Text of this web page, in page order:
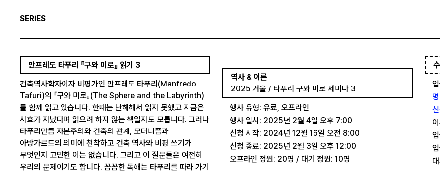
SERIES
만프레도 타푸리 『구와 미로』 읽기 3
건축역사학자이자 비평가인 만프레도 타푸리(Manfredo
Tafuri)의 『구와 미로』(The Sphere and the Labyrinth)
를 함께 읽고 있습니다. 한때는 난해해서 읽지 못했고 지금은
시효가 지났다며 읽으려 하지 않는 책일지도 모릅니다. 그러나
타푸리만큼 자본주의와 건축의 관계, 모더니즘과
아방가르드의 의미에 천착하고 건축 역사와 비평 쓰기가
무엇인지 고민한 이는 없습니다. 그리고 이 질문들은 여전히
우리의 문제이기도 합니다. 꼼꼼한 독해는 타푸리를 따라 가기
역사 & 이론
2025 겨울 / 타푸리 구와 미로 세미나 3
행사 유형: 유료, 오프라인
행사 일시: 2025년 2월 4일 오후 7:00
신청 시작: 2024년 12월 16일 오전 8:00
신청 종료: 2025년 2월 3일 오후 12:00
오프라인 정원: 20명 / 대기 정원: 10명